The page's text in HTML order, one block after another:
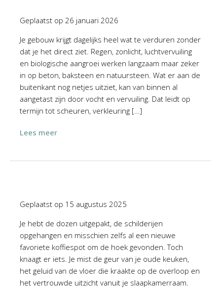
Geplaatst op 26 januari 2026
Je gebouw krijgt dagelijks heel wat te verduren zonder
dat je het direct ziet. Regen, zonlicht, luchtvervuiling
en biologische aangroei werken langzaam maar zeker
in op beton, baksteen en natuursteen. Wat er aan de
buitenkant nog netjes uitziet, kan van binnen al
aangetast zijn door vocht en vervuiling. Dat leidt op
termijn tot scheuren, verkleuring […]
Lees meer
Geplaatst op 15 augustus 2025
Je hebt de dozen uitgepakt, de schilderijen
opgehangen en misschien zelfs al een nieuwe
favoriete koffiespot om de hoek gevonden. Toch
knaagt er iets. Je mist de geur van je oude keuken,
het geluid van de vloer die kraakte op de overloop en
het vertrouwde uitzicht vanuit je slaapkamerraam.